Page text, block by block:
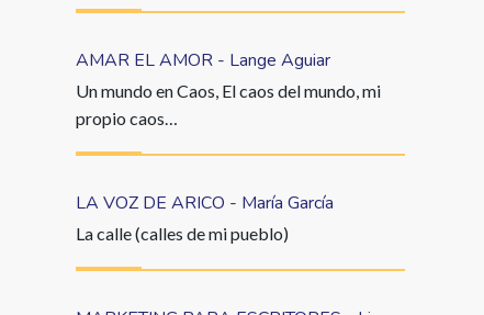
AMAR EL AMOR - Lange Aguiar
Un mundo en Caos, El caos del mundo, mi
propio caos…
LA VOZ DE ARICO - María García
La calle (calles de mi pueblo)